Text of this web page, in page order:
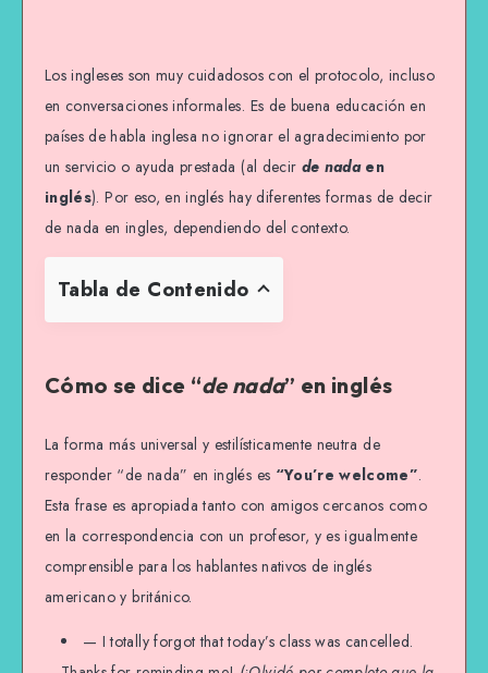
Los ingleses son muy cuidadosos con el protocolo, incluso
en conversaciones informales. Es de buena educación en
países de habla inglesa no ignorar el agradecimiento por
un servicio o ayuda prestada (al decir de nada en
inglés). Por eso, en inglés hay diferentes formas de decir
de nada en ingles, dependiendo del contexto.
Tabla de Contenido
Cómo se dice “de nada” en inglés
La forma más universal y estilísticamente neutra de
responder “de nada” en inglés es “You’re welcome”.
Esta frase es apropiada tanto con amigos cercanos como
en la correspondencia con un profesor, y es igualmente
comprensible para los hablantes nativos de inglés
americano y británico.
— I totally forgot that today’s class was cancelled.